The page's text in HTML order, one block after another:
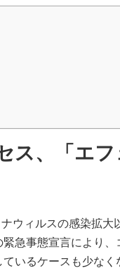
ス、「エフ
ウィルスの感染拡大
急事態宣言により、
いるケースも少なく